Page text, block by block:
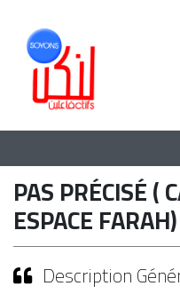
PAS PRÉCISÉ (
ESPACE FARAH)
Description